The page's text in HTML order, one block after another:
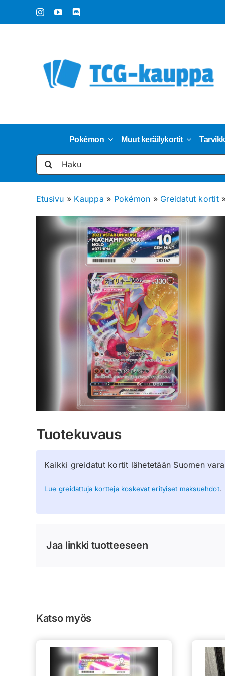
Pokémon Muut keräilykortit
Etsi
...
Etusivu » Kauppa » Pokémon » Greidatut kortit
Tuotekuvaus
Kaikki greidatut kortit lähetetään Suomen
Lue greidattuja kortteja koskevat erityiset maksuehdot.
Jaa linkki tuotteeseen
Katso myös